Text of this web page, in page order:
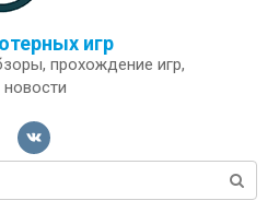
игр
прохождение игр,